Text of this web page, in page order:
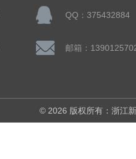
QQ：375432884
© 2026 版权所有：浙江